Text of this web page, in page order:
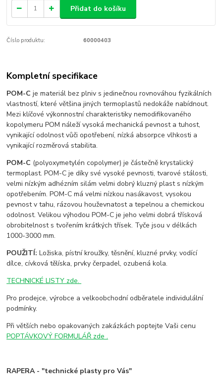
Přidat do košíku
Číslo produktu: 60000403
Kompletní specifikace
POM-C je materiál bez plniv s jedinečnou rovnováhou fyzikálních
vlastností, které většina jiných termoplastů nedokáže nabídnout.
Mezi klíčové výkonnostní charakteristiky nemodifikovaného
kopolymeru POM náleží vysoká mechanická pevnost a tuhost,
vynikající odolnost vůči opotřebení, nízká absorpce vlhkosti a
vynikající rozměrová stabilita.
POM-C (polyoxymetylén copolymer) je částečně krystalický
termoplast. POM-C je díky své vysoké pevnosti, tvarové stálosti,
velmi nízkým adhézním silám velmi dobrý kluzný plast s nízkým
opotřebením. POM-C má velmi nízkou nasákavost, vysokou
pevnost v tahu, rázovou houževnatost a tepelnou a chemickou
odolnost. Velikou výhodou POM-C je jeho velmi dobrá třísková
obrobitelnost s tvořením krátkých třísek. Tyče jsou v délkách
1000-3000 mm.
POUŽITÍ:Ložiska, pístní kroužky, těsnění, kluzné prvky, vodící
dílce, cívková tělíska, prvky čerpadel, ozubená kola.
TECHNICKÉ LISTY zde.
Pro prodejce, výrobce a velkoobchodní odběratele individulální
podmínky.
Při větších nebo opakovaných zakázkách poptejte Vaši cenu
POPTÁVKOVÝ FORMULÁŘ zde .
RAPERA - "technické plasty pro Vás"